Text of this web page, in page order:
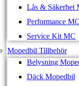
Lås & Säkerhet
Performance MC
Service Kit MC
Mopedbil Tillbehör
Belysning
Däck Mopedbil